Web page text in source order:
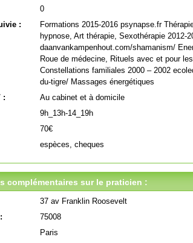
0
:
Formations 2015-2016 psynapse.fr
hypnose, Art thérapie, Sexothérapie 2012-
daanvankampenhout.com/shamanism/
Roue de médecine, Rituels avec et pour
Constellations familiales 2000 – 2002
du-tigre/ Massages énergétiques
:
Au cabinet et à domicile
9h_13h-14_19h
70€
espèces, cheques
complémentaires sur le praticien :
37 av Franklin Roosevelt
75008
Paris